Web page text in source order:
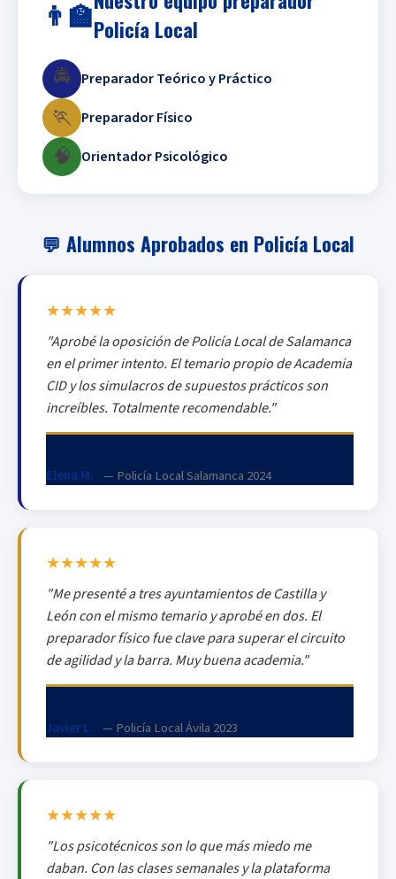
👨‍🏫Policía Local
🚔 Preparador Teórico y Práctico
🏃 Preparador Físico
🧠 Orientador Psicológico
💬 Alumnos Aprobados en Policía Local
★★★★★
"Aprobé la oposición de Policía Local de Salamanca
en el primer intento. El temario propio de Academia
CID y los simulacros de supuestos prácticos son
increíbles. Totalmente recomendable."
Elena M. — Policía Local Salamanca 2024
★★★★★
"Me presenté a tres ayuntamientos de Castilla y
León con el mismo temario y aprobé en dos. El
preparador físico fue clave para superar el circuito
de agilidad y la barra. Muy buena academia."
Javier L. — Policía Local Ávila 2023
★★★★★
"Los psicotécnicos son lo que más miedo me
daban. Con las clases semanales y la plataforma